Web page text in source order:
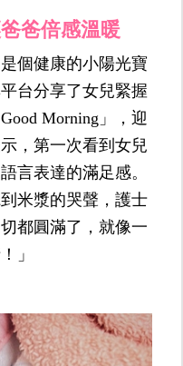
爸倍感溫暖
個健康的小陽光寶
台分享了女兒緊握
Morning」，迎
，第一次看到女兒
言表達的滿足感。
米漿的哭聲，護士
都圓滿了，就像一
」